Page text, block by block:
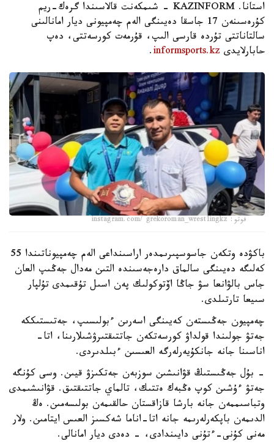
استانا. KAZINFORM - شىمكەنت قالاسىندا گرەك-ريم
كۇرەسىنەن 17 جاسقا دەيىنگى الەم چەمپيونى ديار امانالىنى
سالتاناتتى تۇردە قارسى الىپ، قۇرمەت كورسەتتى، دەپ
حابارلايدى informsports.kz
.
فوتو: instagram.com/ grekoroman_wrestlingkz
باكۋدە وتكەن جاسوسپىرىمدەر اراسىنداعى الەم چەمپيوناتىندا 55
كەلىگە دەيىنگى سالماق دارەجەسىندە التىن مەدال جەڭىپ العان
جاس بالۋانعا سۋ جاڭا اۆتوكولىك پەن اسىل تۇقىمدى تۇلپار
سىيعا تارتىلدى.
چەمپيون جەڭىستەن كەيىنگى اسەرىن ءبولىسىپ، جەتىستىككە
جەتۋ جولىندا قولداۋ كورسەتكەن جاتتىقتىرۋشىلارىنا، اتا-
اناسىنا جانە جانكۇيەرلەرگە العىسىن ءبىلدىردى.
- بۇل جەڭىستىڭ قۋانىشىن سوزبەن جەتكىزۋ قيىن. وسى كۇنگە
جەتۋ ءۇشىن كوپ ەڭبەك ەتتىك، تالماي جاتتىقتىق. قۋانىشىمدى
وتباسىممەن جانە بارشا قازاقستان حالقىمەن بولىسەمىن. ەڭ
الدىمەن باپكەرلەرىمە جانە اتا-اناما شەكسىز العىس ايتامىن. ولار
مەنى كۇنى-ءتۇنى دايىندادى، - دەدى ديار امانالى.